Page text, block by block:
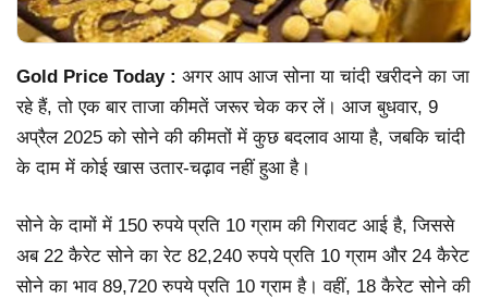
Gold Price Today : अगर आप आज सोना या चांदी खरीदने का जा
रहे हैं, तो एक बार ताजा कीमतें जरूर चेक कर लें। आज बुधवार, 9
अप्रैल 2025 को सोने की कीमतों में कुछ बदलाव आया है, जबकि चांदी
के दाम में कोई खास उतार-चढ़ाव नहीं हुआ है।
सोने के दामों में 150 रुपये प्रति 10 ग्राम की गिरावट आई है, जिससे
अब 22 कैरेट सोने का रेट 82,240 रुपये प्रति 10 ग्राम और 24 कैरेट
सोने का भाव 89,720 रुपये प्रति 10 ग्राम है। वहीं, 18 कैरेट सोने की